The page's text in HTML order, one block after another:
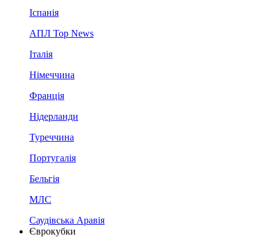
Іспанія
АПЛ Top News
Італія
Німеччина
Франція
Нідерланди
Туреччина
Португалія
Бельгія
МЛС
Саудівська Аравія
Єврокубки